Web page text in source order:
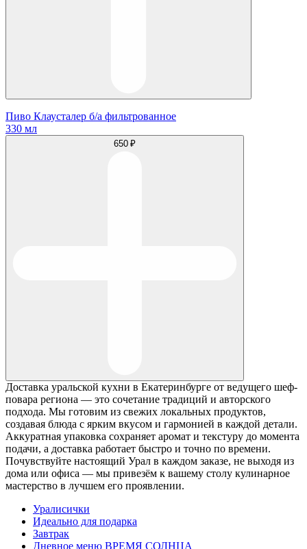
Пиво Клаусталер б/а фильтрованное
330 мл
650 ₽
Доставка уральской кухни в Екатеринбурге от ведущего шеф-
повара региона — это сочетание традиций и авторского
подхода. Мы готовим из свежих локальных продуктов,
создавая блюда с ярким вкусом и гармонией в каждой детали.
Аккуратная упаковка сохраняет аромат и текстуру до момента
подачи, а доставка работает быстро и точно по времени.
Почувствуйте настоящий Урал в каждом заказе, не выходя из
дома или офиса — мы привезём к вашему столу кулинарное
мастерство в лучшем его проявлении.
Уралисички
Идеально для подарка
Завтрак
Дневное меню ВРЕМЯ СОЛНЦА